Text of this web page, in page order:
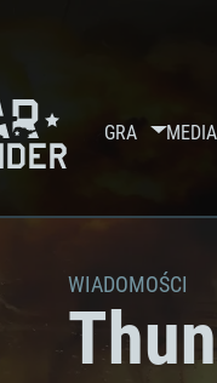
GRA MEDIA
WIADOMOŚCI